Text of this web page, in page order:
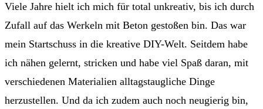
Viele Jahre hielt ich mich für total unkreativ, bis ich durch
Zufall auf das Werkeln mit Beton gestoßen bin. Das war
mein Startschuss in die kreative DIY-Welt. Seitdem habe
ich nähen gelernt, stricken und habe viel Spaß daran, mit
verschiedenen Materialien alltagstaugliche Dinge
herzustellen. Und da ich zudem auch noch neugierig bin,